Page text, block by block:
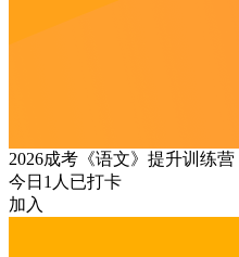
2026成考《语文》提升训练营
今日 1 人已打卡
加入